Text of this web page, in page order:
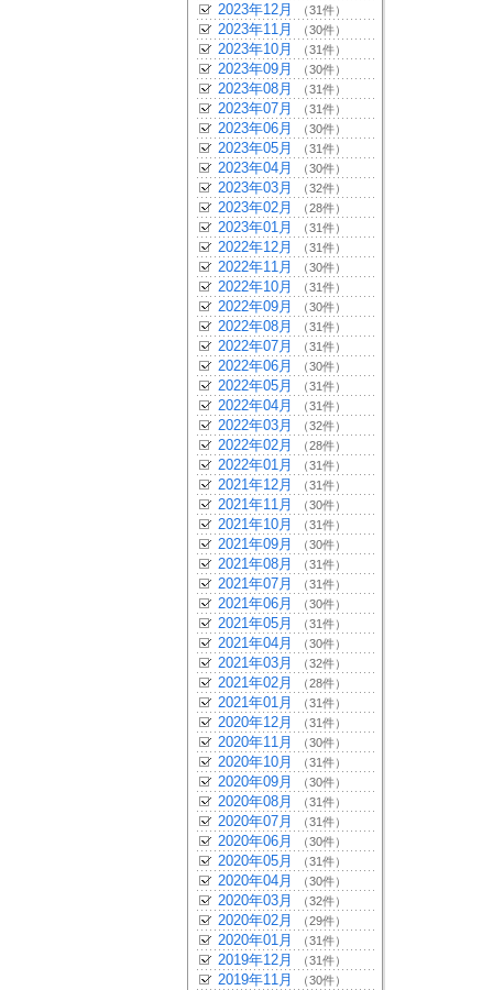
2023年12月 （31件）
2023年11月 （30件）
2023年10月 （31件）
2023年09月 （30件）
2023年08月 （31件）
2023年07月 （31件）
2023年06月 （30件）
2023年05月 （31件）
2023年04月 （30件）
2023年03月 （32件）
2023年02月 （28件）
2023年01月 （31件）
2022年12月 （31件）
2022年11月 （30件）
2022年10月 （31件）
2022年09月 （30件）
2022年08月 （31件）
2022年07月 （31件）
2022年06月 （30件）
2022年05月 （31件）
2022年04月 （31件）
2022年03月 （32件）
2022年02月 （28件）
2022年01月 （31件）
2021年12月 （31件）
2021年11月 （30件）
2021年10月 （31件）
2021年09月 （30件）
2021年08月 （31件）
2021年07月 （31件）
2021年06月 （30件）
2021年05月 （31件）
2021年04月 （30件）
2021年03月 （32件）
2021年02月 （28件）
2021年01月 （31件）
2020年12月 （31件）
2020年11月 （30件）
2020年10月 （31件）
2020年09月 （30件）
2020年08月 （31件）
2020年07月 （31件）
2020年06月 （30件）
2020年05月 （31件）
2020年04月 （30件）
2020年03月 （32件）
2020年02月 （29件）
2020年01月 （31件）
2019年12月 （31件）
2019年11月 （30件）